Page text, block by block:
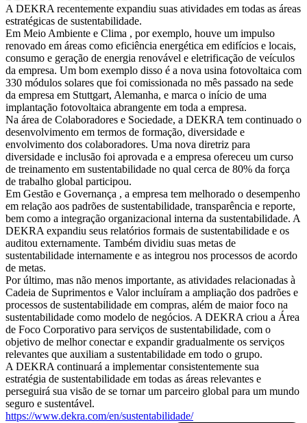
A DEKRA recentemente expandiu suas atividades em todas as áreas
estratégicas de sustentabilidade.
Em Meio Ambiente e Clima , por exemplo, houve um impulso
renovado em áreas como eficiência energética em edifícios e locais,
consumo e geração de energia renovável e eletrificação de veículos
da empresa. Um bom exemplo disso é a nova usina fotovoltaica com
330 módulos solares que foi comissionada no mês passado na sede
da empresa em Stuttgart, Alemanha, e marca o início de uma
implantação fotovoltaica abrangente em toda a empresa.
Na área de Colaboradores e Sociedade, a DEKRA tem continuado o
desenvolvimento em termos de formação, diversidade e
envolvimento dos colaboradores. Uma nova diretriz para
diversidade e inclusão foi aprovada e a empresa ofereceu um curso
de treinamento em sustentabilidade no qual cerca de 80% da força
de trabalho global participou.
Em Gestão e Governança , a empresa tem melhorado o desempenho
em relação aos padrões de sustentabilidade, transparência e reporte,
bem como a integração organizacional interna da sustentabilidade. A
DEKRA expandiu seus relatórios formais de sustentabilidade e os
auditou externamente. Também dividiu suas metas de
sustentabilidade internamente e as integrou nos processos de acordo
de metas.
Por último, mas não menos importante, as atividades relacionadas à
Cadeia de Suprimentos e Valor incluíram a ampliação dos padrões e
processos de sustentabilidade em compras, além de maior foco na
sustentabilidade como modelo de negócios. A DEKRA criou a Área
de Foco Corporativo para serviços de sustentabilidade, com o
objetivo de melhor conectar e expandir gradualmente os serviços
relevantes que auxiliam a sustentabilidade em todo o grupo.
A DEKRA continuará a implementar consistentemente sua
estratégia de sustentabilidade em todas as áreas relevantes e
perseguirá sua visão de se tornar um parceiro global para um mundo
seguro e sustentável.
https://www.dekra.com/en/sustentabilidade/